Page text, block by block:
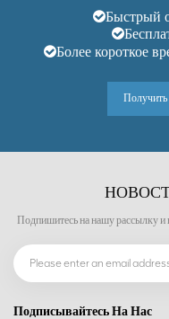
Быстрый
Более короткое
Получить
Подпишитесь на нашу рассылку и
Подписывайтесь На Нас